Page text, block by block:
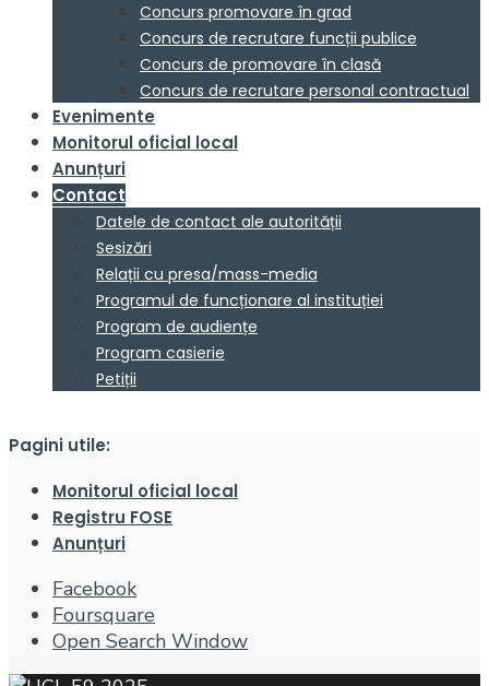
Concurs promovare în grad
Concurs de recrutare funcții publice
Concurs de promovare în clasă
Concurs de recrutare personal contractual
Evenimente
Monitorul oficial local
Anunțuri
Contact
Datele de contact ale autorității
Sesizări
Relații cu presa/mass-media
Programul de funcționare al instituției
Program de audiențe
Program casierie
Petiții
Pagini utile:
Monitorul oficial local
Registru FOSE
Anunțuri
Facebook
Foursquare
Open Search Window